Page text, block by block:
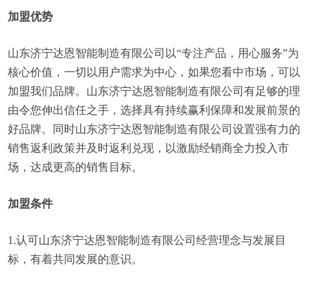
加盟优势
山东济宁达恩智能制造有限公司以“专注产品，用心服务”为
核心价值，一切以用户需求为中心，如果您看中市场，可以
加盟我们品牌。山东济宁达恩智能制造有限公司有足够的理
由令您伸出信任之手，选择具有持续赢利保障和发展前景的
好品牌。同时山东济宁达恩智能制造有限公司设置强有力的
销售返利政策并及时返利兑现，以激励经销商全力投入市
场，达成更高的销售目标。
加盟条件
1.认可山东济宁达恩智能制造有限公司经营理念与发展目
标，有着共同发展的意识。